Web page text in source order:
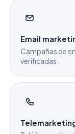
Email
Campañas de
verificadas.